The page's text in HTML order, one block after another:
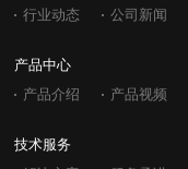
行业动态 公司新闻
产品中心
产品介绍 产品视频
技术服务